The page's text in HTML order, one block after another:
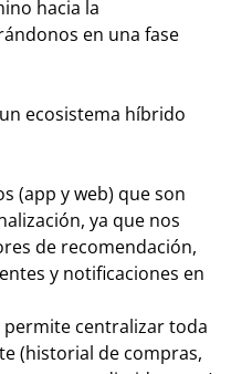
hacia la
en una fase
ecosistema híbrido
(app y web) que son
ya que nos
de recomendación,
y notificaciones en
permite centralizar toda
(historial de compras,